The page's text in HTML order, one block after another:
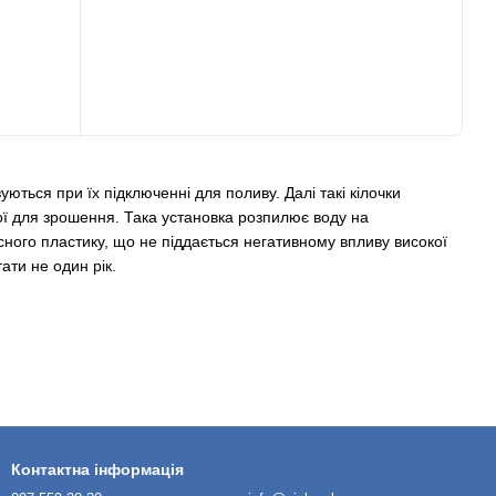
при їх підключенні для поливу. Далі такі кілочки
для зрошення. Така установка розпилює воду на
пластику, що не піддається негативному впливу високої
не один рік.
Контактна інформація